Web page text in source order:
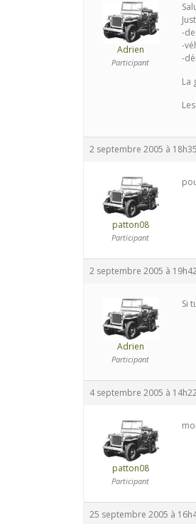
Adrien
Participant
-
-
-
La
2 septembre 2005 à 18h35
patton08
Participant
2 septembre 2005 à
Adrien
Participant
Si
4 septembre 2005 à
patton08
Participant
25 septembre 2005 à